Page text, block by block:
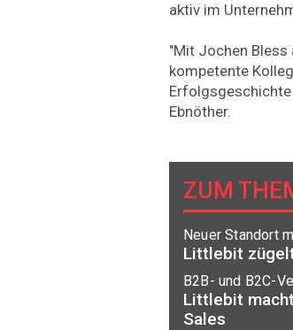
aktiv im
"Mit Jochen Bless
kompetente
Ebnöther.
ZUM
Neuer Standort
Littlebit
B2B- und B2C-
Littlebit
Sales